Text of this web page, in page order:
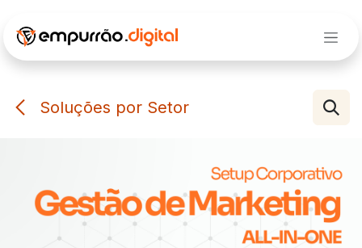
Soluções por Setor